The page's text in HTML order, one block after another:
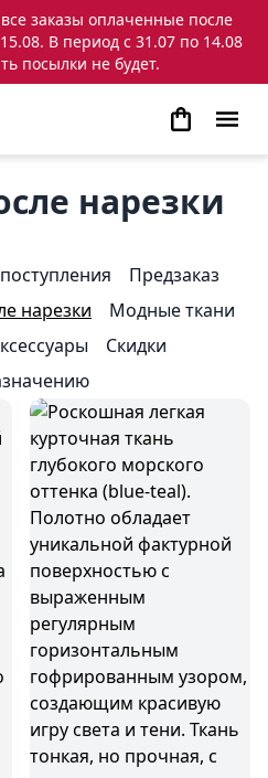
заказы оплаченные после
В период с 31.07 по 14.08
посылки не будет.
нарезки
Предзаказ
нарезки
Модные ткани
Скидки